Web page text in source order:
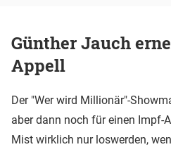
Günther Jauch
Appell
Der "Wer wird Millionär"-
aber dann noch für einen Impf-
Mist wirklich nur loswerden,